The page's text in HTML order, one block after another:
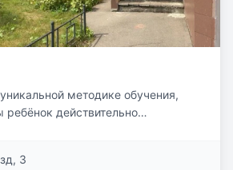
методике обучения,
ребёнок действительно
3